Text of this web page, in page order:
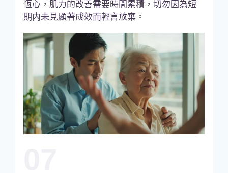
恆心，肌力的改善需要時間累積，切勿因為短
期内未見顯著成效而輕言放棄。